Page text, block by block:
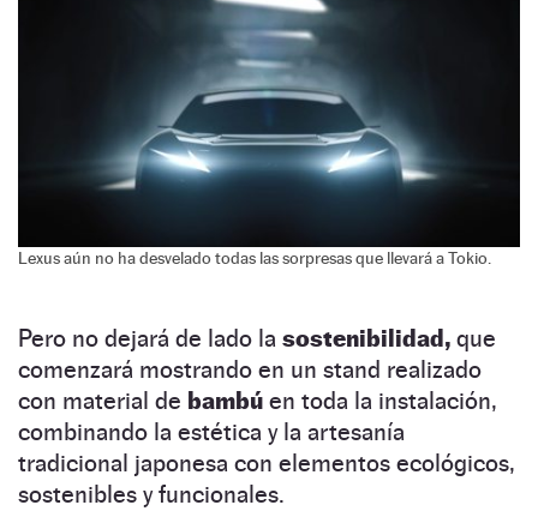
Lexus aún no ha desvelado todas las sorpresas que llevará a Tokio.
Pero no dejará de lado la sostenibilidad, que
comenzará mostrando en un stand realizado
con material de bambú en toda la instalación,
combinando la estética y la artesanía
tradicional japonesa con elementos ecológicos,
sostenibles y funcionales.